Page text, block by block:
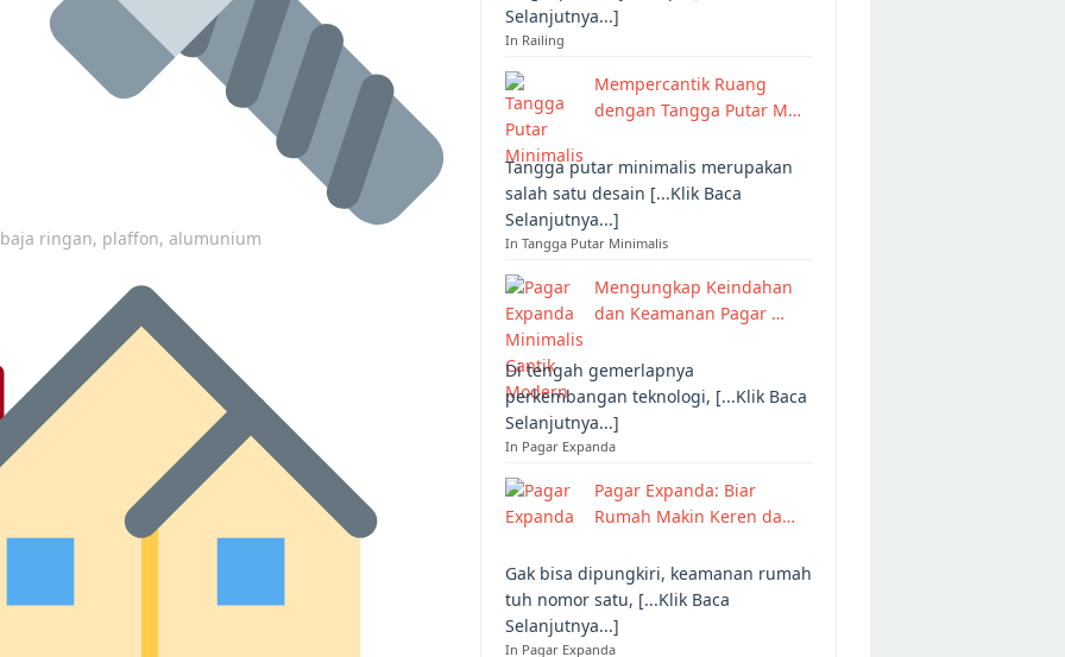
ringan, plaffon, alumunium
Selanjutnya...]
In Railing
Mempercantik Ruang
dengan Tangga Putar M…
Tangga putar minimalis merupakan
salah satu desain [...Klik Baca
Selanjutnya...]
In Tangga Putar Minimalis
Mengungkap Keindahan
dan Keamanan Pagar …
Di tengah gemerlapnya
perkembangan teknologi, [...Klik Baca
Selanjutnya...]
In Pagar Expanda
Pagar Expanda: Biar
Rumah Makin Keren da…
Gak bisa dipungkiri, keamanan rumah
tuh nomor satu, [...Klik Baca
Selanjutnya...]
In Pagar Expanda